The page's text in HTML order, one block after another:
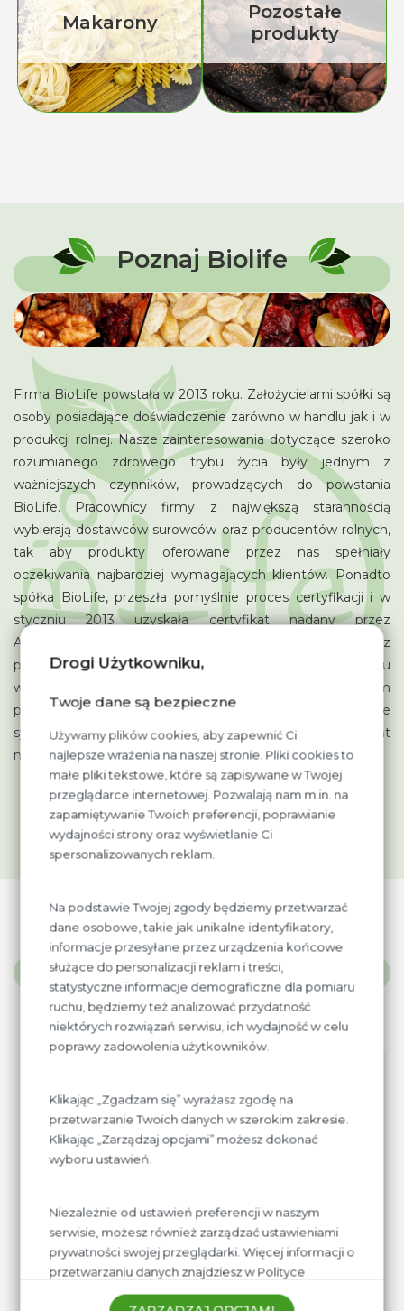
Drogi Użytkowniku,
Twoje dane są bezpieczne
Używamy plików cookies, aby zapewnić Ci
najlepsze wrażenia na naszej stronie. Pliki cookies to
małe pliki tekstowe, które są zapisywane w Twojej
przeglądarce internetowej. Pozwalają nam m.in. na
zapamiętywanie Twoich preferencji, poprawianie
wydajności strony oraz wyświetlanie Ci
spersonalizowanych reklam.
Na podstawie Twojej zgody będziemy przetwarzać
dane osobowe, takie jak unikalne identyfikatory,
informacje przesyłane przez urządzenia końcowe
służące do personalizacji reklam i treści,
statystyczne informacje demograficzne dla pomiaru
ruchu, będziemy też analizować przydatność
niektórych rozwiązań serwisu, ich wydajność w celu
poprawy zadowolenia użytkowników.
Klikając „Zgadzam się” wyrażasz zgodę na
przetwarzanie Twoich danych w szerokim zakresie.
Klikając „Zarządzaj opcjami” możesz dokonać
wyboru ustawień.
Niezależnie od ustawień preferencji w naszym
serwisie, możesz również zarządzać ustawieniami
prywatności swojej przeglądarki. Więcej informacji o
przetwarzaniu danych znajdziesz wPolityce
prywatności.
Makarony
Pozostałe
produkty
Poznaj Biolife
Firma BioLife powstała w 2013 roku. Założycielami spółki są
osoby posiadające doświadczenie zarówno w handlu jak i w
produkcji rolnej. Nasze zainteresowania dotyczące szeroko
rozumianego zdrowego trybu życia były jednym z
ważniejszych czynników, prowadzących do powstania
BioLife. Pracownicy firmy z największą starannością
wybierają dostawców surowców oraz producentów rolnych,
tak aby produkty oferowane przez nas spełniały
oczekiwania najbardziej wymagających klientów. Ponadto
spółka BioLife, przeszła pomyślnie proces certyfikacji i w
styczniu 2013 uzyskała certyfikat nadany przez
AGROBIOTEST. Dzięki ogromnemu zaangażowaniu oraz
pracy całego zespołu, możemy zaproponować Państwu
wyjątkowe produkty pod marką BioLife. W każdym
przypadku są to produkty najwyższej jakości. Firma BioLife
systematycznie poszerza swoją ofertę, aby każdy klient
mógł w niej znaleźć coś dla siebie.
O NAS
Aktualności